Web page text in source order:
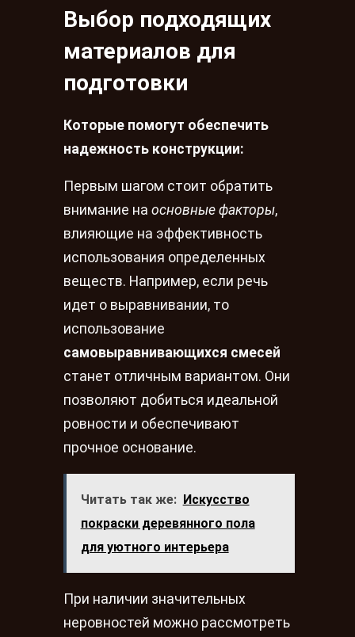
Выбор подходящих
материалов для
подготовки
Которые помогут обеспечить
надежность конструкции:
Первым шагом стоит обратить
внимание на основные факторы,
влияющие на эффективность
использования определенных
веществ. Например, если речь
идет о выравнивании, то
использование
самовыравнивающихся смесей
станет отличным вариантом. Они
позволяют добиться идеальной
ровности и обеспечивают
прочное основание.
Читать так же:
Искусство
покраски деревянного пола
для уютного интерьера
При наличии значительных
неровностей можно рассмотреть